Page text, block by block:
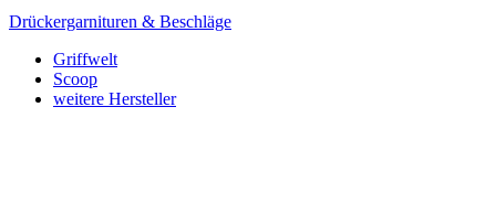
Drückergarnituren & Beschläge
Griffwelt
Scoop
weitere Hersteller